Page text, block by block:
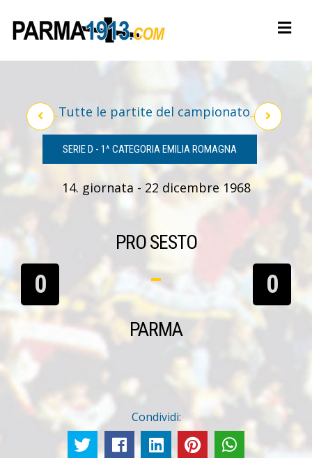
Tutte le partite del campionato
SERIE D - 1^ CATEGORIA EMILIA ROMAGNA
14. giornata - 22 dicembre 1968
PRO SESTO
0 0
PARMA
Condividi: